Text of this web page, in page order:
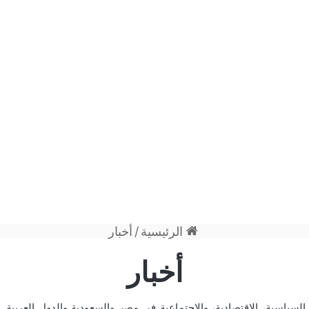
الرئيسية / أخبار
أخبار